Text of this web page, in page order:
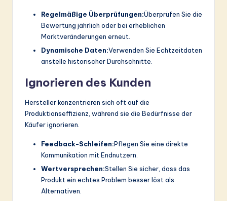
Regelmäßige Überprüfungen:Überprüfen Sie die
Bewertung jährlich oder bei erheblichen
Marktveränderungen erneut.
Dynamische Daten:Verwenden Sie Echtzeitdaten
anstelle historischer Durchschnitte.
Ignorieren des Kunden
Hersteller konzentrieren sich oft auf die
Produktionseffizienz, während sie die Bedürfnisse der
Käufer ignorieren.
Feedback-Schleifen:Pflegen Sie eine direkte
Kommunikation mit Endnutzern.
Wertversprechen:Stellen Sie sicher, dass das
Produkt ein echtes Problem besser löst als
Alternativen.